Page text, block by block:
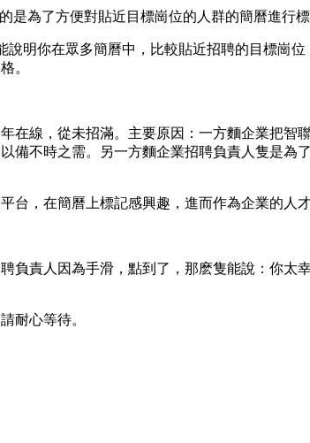
為了方便對貼近目標崗位的人群的簡曆進行
明你在眾多簡曆中，比較貼近招聘的目標崗
。
在線，從未招滿。主要原因：一方麵企業把
備不時之需。另一方麵企業招聘負責人隻是
，在簡曆上標記感興趣，進而作為企業的人
負責人因為手滑，點到了，那麽隻能說：你
耐心等待。